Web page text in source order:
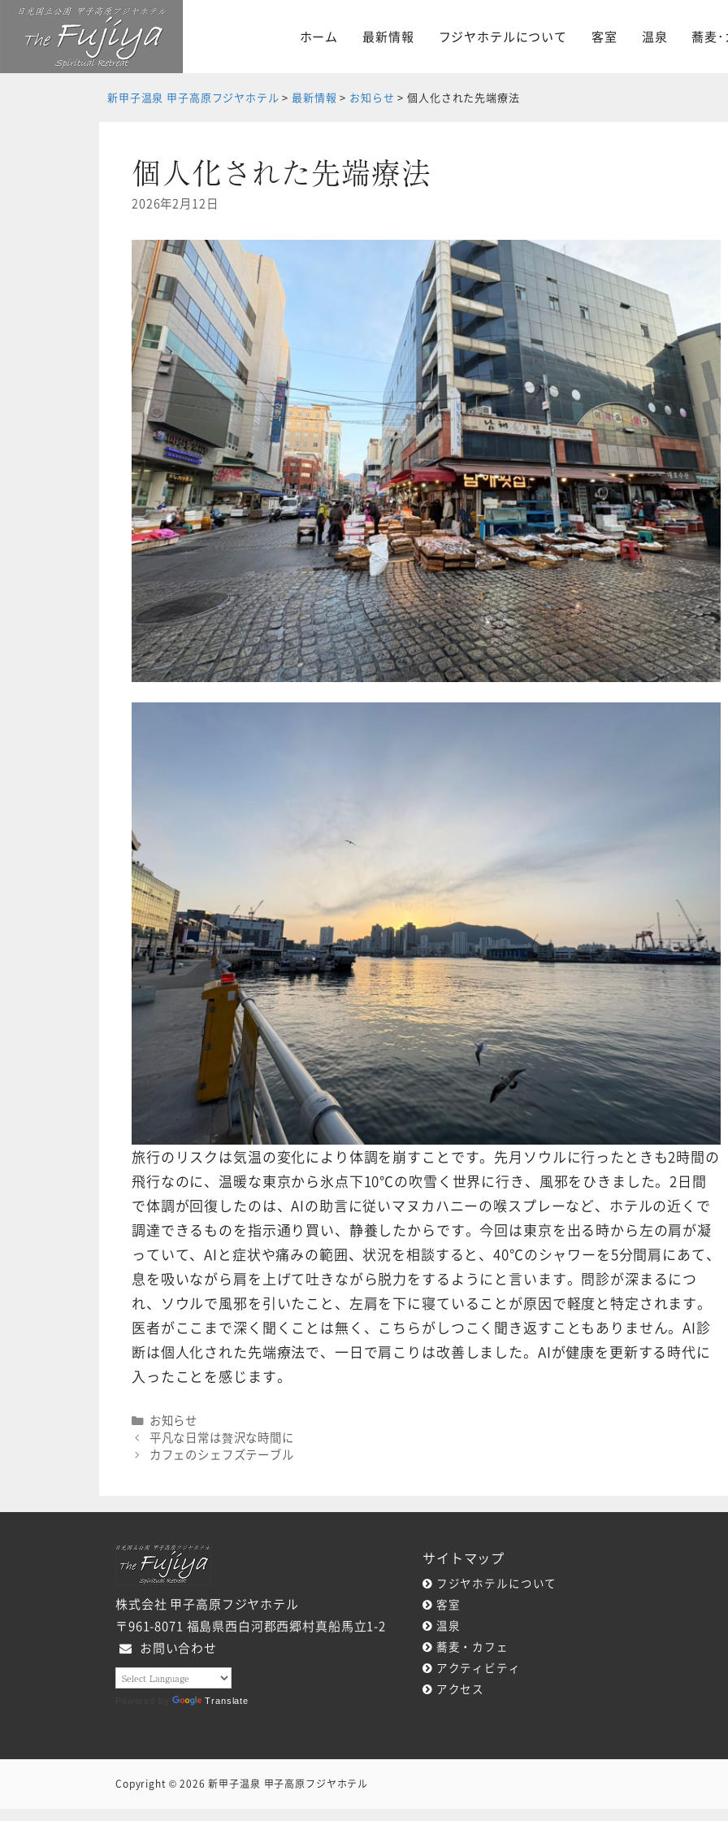
Skip
ホーム 最新情報 フジヤホテルについて 客室 温泉 蕎麦･
新甲子温泉 甲子高原フジヤホテル > 最新情報 > お知らせ >個人化された先端療法
個人化された先端療法
2026年2月12日
旅行のリスクは気温の変化により体調を崩すことです。先月ソウルに行ったときも2時間の
飛行なのに、温暖な東京から氷点下10℃の吹雪く世界に行き、風邪をひきました。2日間
で体調が回復したのは、AIの助言に従いマヌカハニーの喉スプレーなど、ホテルの近くで
調達できるものを指示通り買い、静養したからです。今回は東京を出る時から左の肩が凝
っていて、AIと症状や痛みの範囲、状況を相談すると、40℃のシャワーを5分間肩にあて、
息を吸いながら肩を上げて吐きながら脱力をするようにと言います。問診が深まるにつ
れ、ソウルで風邪を引いたこと、左肩を下に寝ていることが原因で軽度と特定されます。
医者がここまで深く聞くことは無く、こちらがしつこく聞き返すこともありません。AI診
断は個人化された先端療法で、一日で肩こりは改善しました。AIが健康を更新する時代に
入ったことを感じます。
Categories
お知らせ
平凡な日常は贅沢な時間に
カフェのシェフズテーブル
株式会社 甲子高原フジヤホテル
〒961-8071 福島県西白河郡西郷村真船馬立1-2
お問い合わせ
Powered by Translate
サイトマップ
フジヤホテルについて
客室
温泉
蕎麦・カフェ
アクティビティ
アクセス
Copyright © 2026新甲子温泉 甲子高原フジヤホテル